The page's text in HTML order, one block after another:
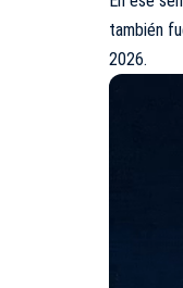
también
2026.